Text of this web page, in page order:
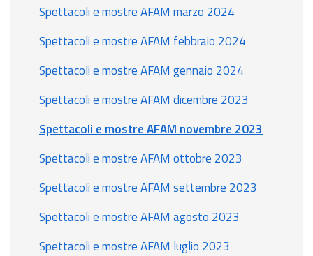
Spettacoli e mostre AFAM marzo 2024
Spettacoli e mostre AFAM febbraio 2024
Spettacoli e mostre AFAM gennaio 2024
Spettacoli e mostre AFAM dicembre 2023
Spettacoli e mostre AFAM novembre 2023
Spettacoli e mostre AFAM ottobre 2023
Spettacoli e mostre AFAM settembre 2023
Spettacoli e mostre AFAM agosto 2023
Spettacoli e mostre AFAM luglio 2023